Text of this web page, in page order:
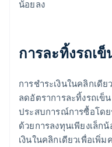
น้อยลง
การละทิ้งรถเ
การชำระเงินในคลิกเดี
ลดอัตราการละทิ้งรถเข็
ประสบการณ์การซื้อโด
ด้วยการลงทุนเพียงเล็ก
เงินในคลิกเดียวเพื่อเพิ่